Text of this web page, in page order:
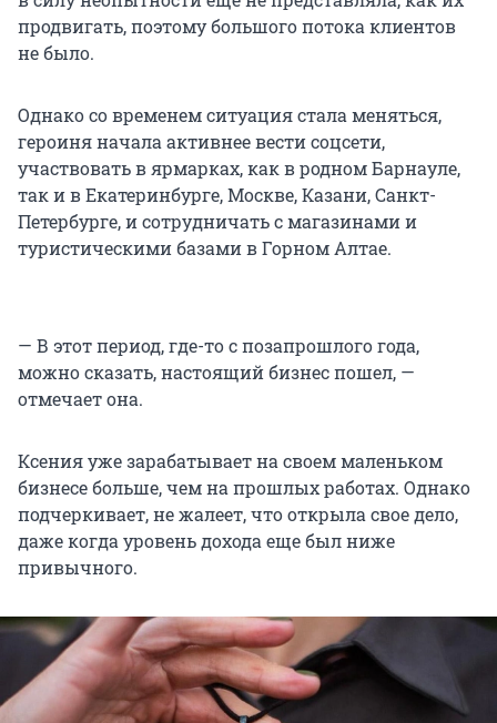
продвигать, поэтому большого потока клиентов
не было.
Однако со временем ситуация стала меняться,
героиня начала активнее вести соцсети,
участвовать в ярмарках, как в родном Барнауле,
так и в Екатеринбурге, Москве, Казани, Санкт-
Петербурге, и сотрудничать с магазинами и
туристическими базами в Горном Алтае.
— В этот период, где-то с позапрошлого года,
можно сказать, настоящий бизнес пошел, —
отмечает она.
Ксения уже зарабатывает на своем маленьком
бизнесе больше, чем на прошлых работах. Однако
подчеркивает, не жалеет, что открыла свое дело,
даже когда уровень дохода еще был ниже
привычного.